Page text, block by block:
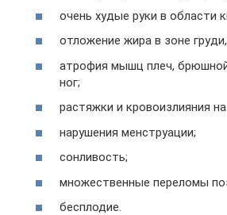
очень худые руки в области
отложение жира в зоне
атрофия мышц плеч, брюшной
ног;
растяжки и кровоизлияния
нарушения менструации;
сонливость;
множественные переломы
бесплодие.